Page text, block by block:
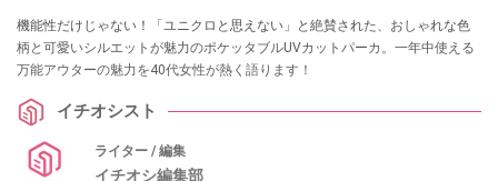
機能性だけじゃない！「ユニクロと思えない」と絶賛された、おしゃれな色
柄と可愛いシルエットが魅力のポケッタブルUVカットパーカ。一年中使える
万能アウターの魅力を40代女性が熱く語ります！
イチオシスト
ライター / 編集
イチオシ編集部